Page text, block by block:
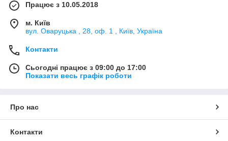
Працює з 10.05.2018
м. Київ
вул. Оваруцька , 28, оф. 1 , Київ, Україна
Контакти
Сьогодні працює з 09:00 до 17:00
Показати весь графік роботи
Про нас
Контакти